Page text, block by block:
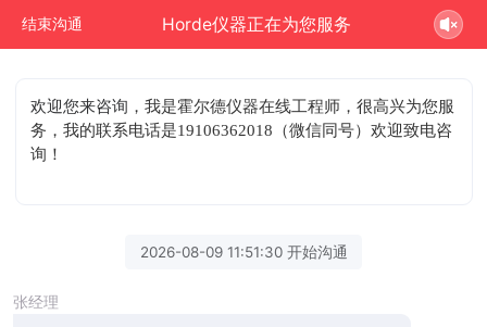
结束沟通 Horde仪器正在为您服务
欢迎您来咨询 ，我是霍尔德仪器在线工程师，很高兴为您服
务，我的联系电话是19106362018（微信同号）欢迎致电咨
询！
2026-08-09 11:51:30 开始沟通
张经理